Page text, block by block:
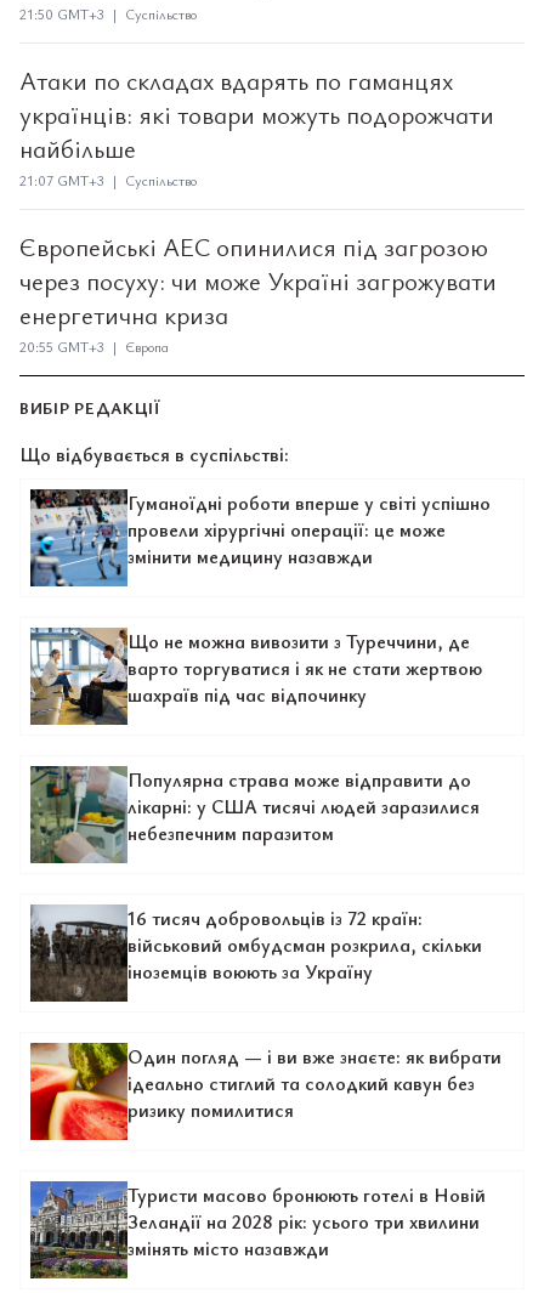
21:50 GMT+3 | Суспільство
Атаки по складах вдарять по гаманцях
українців: які товари можуть подорожчати
найбільше
21:07 GMT+3 | Суспільство
Європейські АЕС опинилися під загрозою
через посуху: чи може Україні загрожувати
енергетична криза
20:55 GMT+3 | Європа
ВИБІР РЕДАКЦІЇ
Що відбувається в суспільстві:
Гуманоїдні роботи вперше у світі успішно
провели хірургічні операції: це може
змінити медицину назавжди
Що не можна вивозити з Туреччини, де
варто торгуватися і як не стати жертвою
шахраїв під час відпочинку
Популярна страва може відправити до
лікарні: у США тисячі людей заразилися
небезпечним паразитом
16 тисяч добровольців із 72 країн:
військовий омбудсман розкрила, скільки
іноземців воюють за Україну
Один погляд — і ви вже знаєте: як вибрати
ідеально стиглий та солодкий кавун без
ризику помилитися
Туристи масово бронюють готелі в Новій
Зеландії на 2028 рік: усього три хвилини
змінять місто назавжди